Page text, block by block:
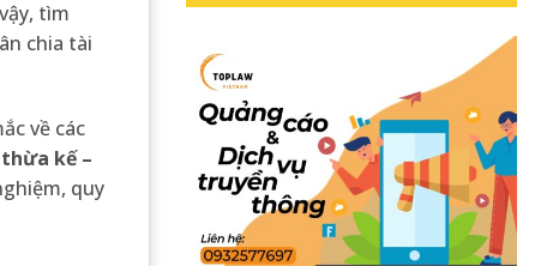
tìm
chia tài
về các
kế –
quy